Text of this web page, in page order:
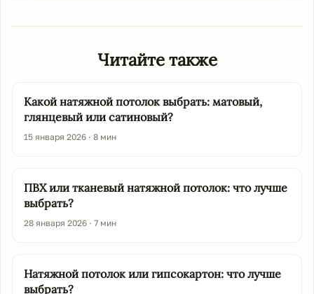
Читайте также
Какой натяжной потолок выбрать: матовый,
глянцевый или сатиновый?
15 января 2026 · 8 мин
ПВХ или тканевый натяжной потолок: что лучше
выбрать?
28 января 2026 · 7 мин
Натяжной потолок или гипсокартон: что лучше
выбрать?